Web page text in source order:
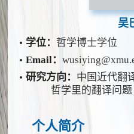
吴
学位： 哲学博士学位
Email：
研究方向： 中国近代翻
哲学里的翻译问
个人简介